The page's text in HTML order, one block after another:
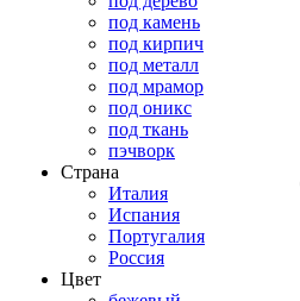
под камень
под кирпич
под металл
под мрамор
под оникс
под ткань
пэчворк
Страна
Италия
Испания
Португалия
Россия
Цвет